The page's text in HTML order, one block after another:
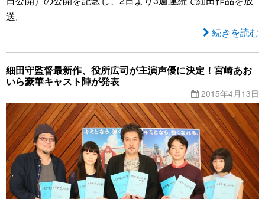
送。
続きを読む
細田守監督最新作、役所広司が主演声優に決定！宮崎あお
いら豪華キャスト陣が発表
2015年4月13日